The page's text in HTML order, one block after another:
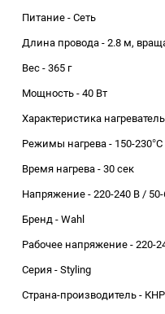
Питание - Сеть
Длина провода - 2.8 м,
Вес - 365 г
Мощность - 40 Вт
Характеристика
Режимы нагрева - 150-230°C
Время нагрева - 30 сек
Напряжение - 220-240 В / 50-
Бренд - Wahl
Рабочее напряжение - 220-
Серия - Styling
Страна-производитель - КНР